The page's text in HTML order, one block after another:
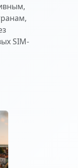
SIM-